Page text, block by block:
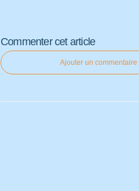
Commenter cet article
Ajouter un commentaire